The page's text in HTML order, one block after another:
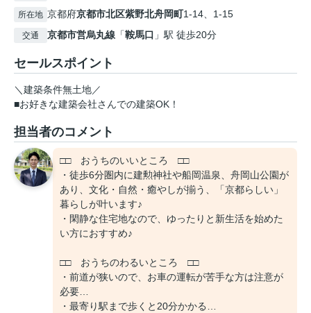
所在地 京都府京都市北区紫野北舟岡町1-14、1-15
交通 京都市営烏丸線 「鞍馬口 」駅 徒歩20分
セールスポイント
＼建築条件無土地／
■お好きな建築会社さんでの建築OK！
担当者のコメント
□□ おうちのいいところ □□
・徒歩6分圏内に建勲神社や船岡温泉、舟岡山公園が
あり、文化・自然・癒やしが揃う、「京都らしい」
暮らしが叶います♪
・閑静な住宅地なので、ゆったりと新生活を始めた
い方におすすめ♪
□□ おうちのわるいところ □□
・前道が狭いので、お車の運転が苦手な方は注意が
必要…
・最寄り駅まで歩くと20分かかる…